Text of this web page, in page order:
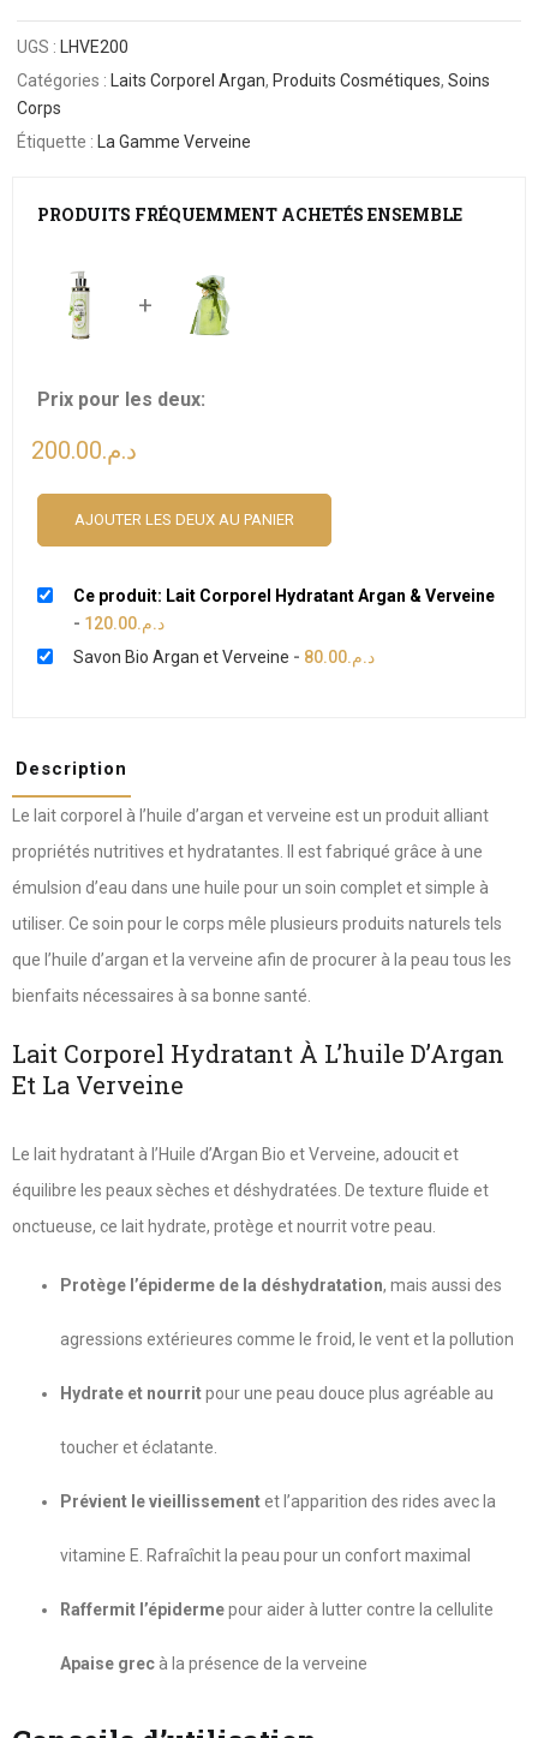
UGS :
LHVE200
Catégories :
Laits Corporel Argan, Produits Cosmétiques,Soins
Corps
Étiquette :
La Gamme Verveine
PRODUITS FRÉQUEMMENT ACHETÉS ENSEMBLE
+
Prix pour les deux:
د.م.200.00
AJOUTER LES DEUX AU PANIER
Ce produit: Lait Corporel Hydratant Argan & Verveine
-
د.م.120.00
Savon Bio Argan et Verveine - د.م.80.00
Description
Le lait corporel à l’huile d’argan et verveine est un produit alliant
propriétés nutritives et hydratantes. Il est fabriqué grâce à une
émulsion d’eau dans une huile pour un soin complet et simple à
utiliser. Ce soin pour le corps mêle plusieurs produits naturels tels
que l’huile d’argan et la verveine afin de procurer à la peau tous les
bienfaits nécessaires à sa bonne santé.
Lait Corporel Hydratant À L’huile D’Argan
Et La Verveine
Le lait hydratant à l’Huile d’Argan Bio et Verveine, adoucit et
équilibre les peaux sèches et déshydratées. De texture fluide et
onctueuse, ce lait hydrate, protège et nourrit votre peau.
Protège l’épiderme de la déshydratation, mais aussi des
agressions extérieures comme le froid, le vent et la pollution
Hydrate et nourritpour une peau douce plus agréable au
toucher et éclatante.
Prévient le vieillissementet l’apparition des rides avec la
vitamine E. Rafraîchit la peau pour un confort maximal
Raffermit l’épidermepour aider à lutter contre la cellulite
Apaise grec à la présence de la verveine